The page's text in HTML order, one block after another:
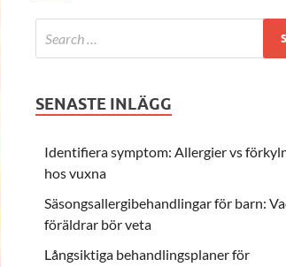
SENASTE INLÄGG
Identifiera symptom: Allergier vs
hos vuxna
Säsongsallergibehandlingar för barn:
föräldrar bör veta
Långsiktiga behandlingsplaner för